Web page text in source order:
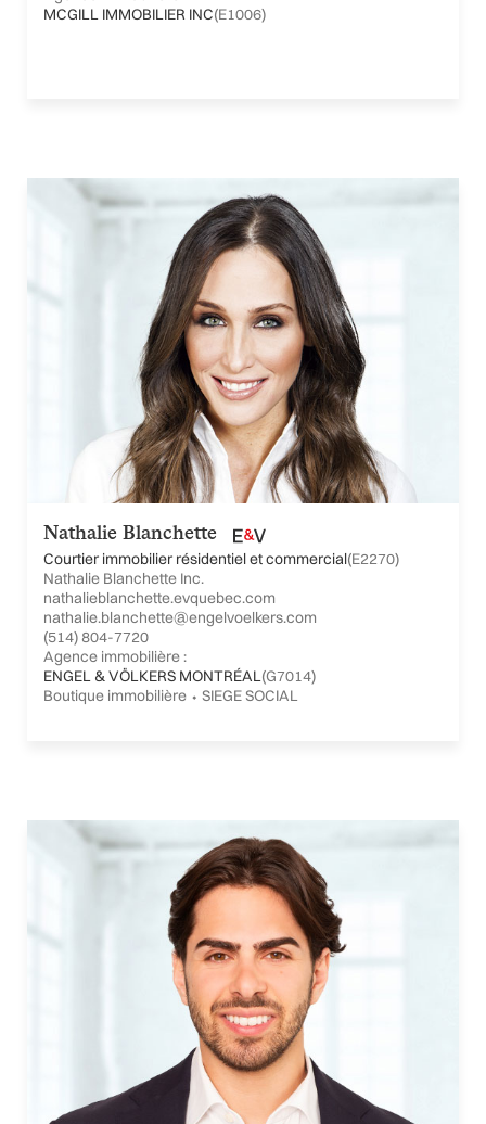
MCGILL IMMOBILIER INC(E1006)
Nathalie Blanchette
Courtier immobilier résidentiel et commercial(E2270)
Nathalie Blanchette Inc.
nathalieblanchette.evquebec.com
nathalie.blanchette@engelvoelkers.com
(514) 804-7720
Agence immobilière :
ENGEL & VÖLKERS MONTRÉAL(G7014)
Boutique immobilière ⬩ SIEGE SOCIAL